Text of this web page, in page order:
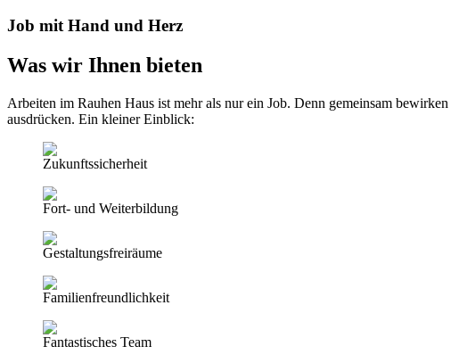
Job mit Hand und Herz
Was wir Ihnen bieten
Arbeiten im Rauhen Haus ist mehr als nur ein Job. Denn gemeinsam
ausdrücken. Ein kleiner Einblick:
Zukunftssicherheit
Fort- und Weiterbildung
Gestaltungsfreiräume
Familienfreundlichkeit
Fantastisches Team